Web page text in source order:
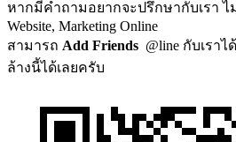
หากมีคำถามอยากจะปรึกษากับเรา ไม่
Website, Marketing Online
สามารถ Add Friends @line กับเราไ
ล้างนี้ได้เลยครับ